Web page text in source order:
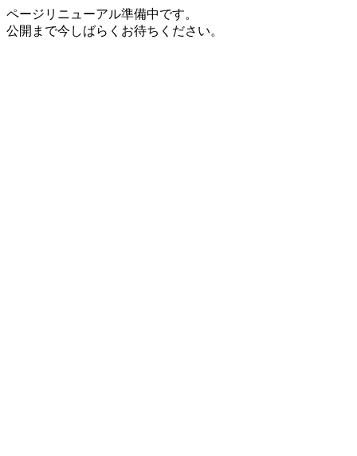
ページリニューアル準備中です。
公開まで今しばらくお待ちください。